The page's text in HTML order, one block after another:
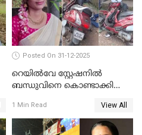
Posted On 31-12-2025
റെയിൽവേ സ്റ്റേഷനിൽ
ബന്ധുവിനെ കൊണ്ടാക്കി
ലോറി സ്കൂട്ടറിൽ ഇടിച്ചു :
യുവതിക്ക് ദാരുണാന്ത്യം
1 Min Read View All